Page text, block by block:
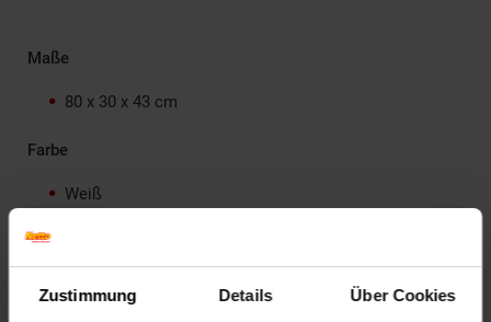
Zustimmung Details Über Cookies
Maße
80 x 30 x 43 cm
Farbe
Weiß
Hinweise
Montage erforderlich